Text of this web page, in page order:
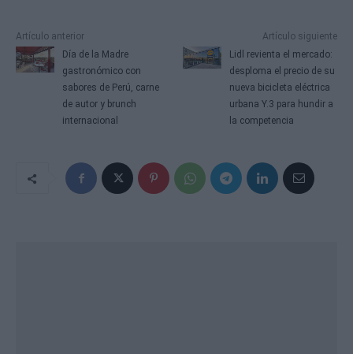
Artículo anterior
Día de la Madre
gastronómico con
sabores de Perú, carne
de autor y brunch
internacional
Artículo siguiente
Lidl revienta el mercado:
desploma el precio de su
nueva bicicleta eléctrica
urbana Y.3 para hundir a
la competencia